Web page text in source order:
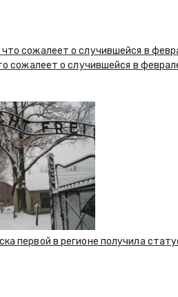
сожалеет о случившейся в
первой в регионе получила